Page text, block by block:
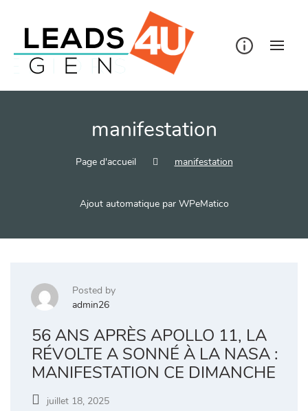
manifestation
Page d'accueil manifestation
Ajout automatique par WPeMatico
Posted by
admin26
56 ANS APRÈS APOLLO 11, LA
RÉVOLTE A SONNÉ À LA NASA :
MANIFESTATION CE DIMANCHE
juillet 18, 2025